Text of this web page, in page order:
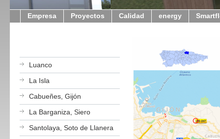
Empresa Proyectos Calidad energy
Luanco
La Isla
Cabueñes, Gijón
La Barganiza, Siero
Santolaya, Soto de Llanera